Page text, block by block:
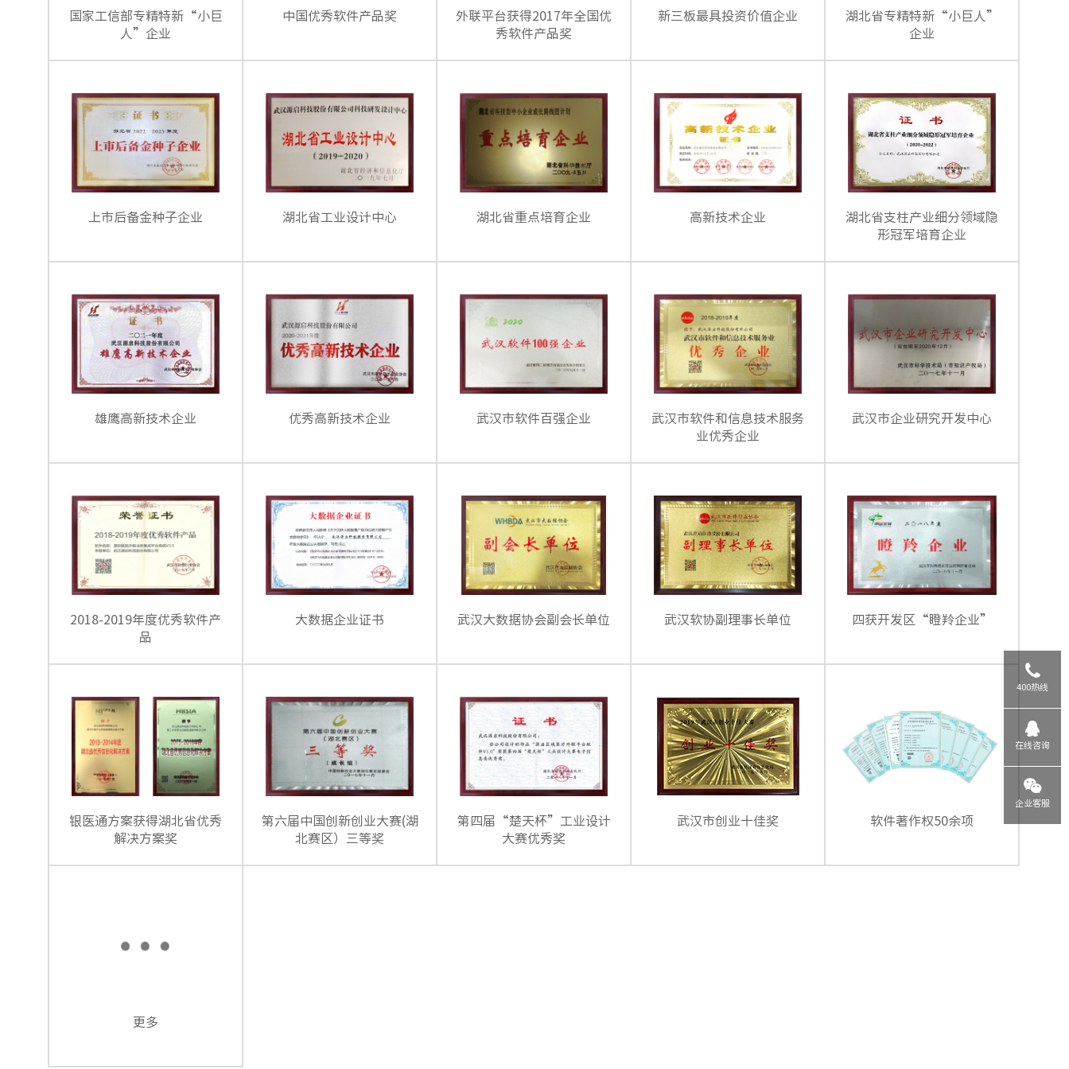
400热线
在线咨询
企业客服
国家工信部专精特新“小巨
人”企业
中国优秀软件产品奖
外联平台获得2017年全国优
秀软件产品奖
新三板最具投资价值企业
湖北省专精特新“小巨人”
企业
上市后备金种子企业 湖北省工业设计中心 湖北省重点培育企业 高新技术企业
湖北省支柱产业细分领域隐
形冠军培育企业
雄鹰高新技术企业 优秀高新技术企业 武汉市软件百强企业
武汉市软件和信息技术服务
业优秀企业
武汉市企业研究开发中心
2018-2019年度优秀软件产
品
大数据企业证书 武汉大数据协会副会长单位 武汉软协副理事长单位 四获开发区“瞪羚企业”
银医通方案获得湖北省优秀
解决方案奖
第六届中国创新创业大赛(湖
北赛区）三等奖
第四届“楚天杯”工业设计
大赛优秀奖
武汉市创业十佳奖 软件著作权50余项
更多